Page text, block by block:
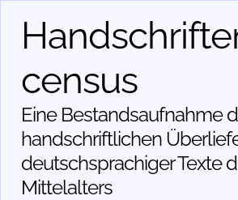
census
Eine Bestandsaufnahme
handschriftlichen
deutschsprachiger Texte
Mittelalters